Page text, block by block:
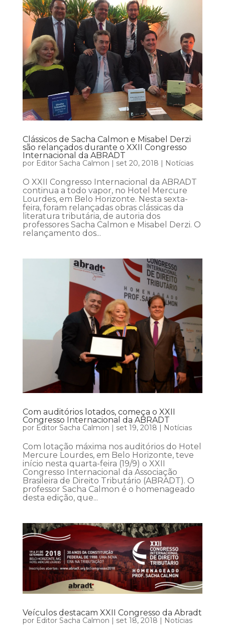
Clássicos de Sacha Calmon e Misabel Derzi
são relançados durante o XXII Congresso
Internacional da ABRADT
por Editor Sacha Calmon | set 20, 2018 | Notícias
O XXII Congresso Internacional da ABRADT
continua a todo vapor, no Hotel Mercure
Lourdes, em Belo Horizonte. Nesta sexta-
feira, foram relançadas obras clássicas da
literatura tributária, de autoria dos
professores Sacha Calmon e Misabel Derzi. O
relançamento dos...
Com auditórios lotados, começa o XXII
Congresso Internacional da ABRADT
por Editor Sacha Calmon set 19, 2018 Notícias
Com lotação máxima nos auditórios do Hotel
Mercure Lourdes, em Belo Horizonte, teve
início nesta quarta-feira (19/9) o XXII
Congresso Internacional da Associação
Brasileira de Direito Tributário (ABRADT). O
professor Sacha Calmon é o homenageado
desta edição, que...
Veículos destacam XXII Congresso da Abradt
por Editor Sacha Calmon | set 18, 2018 | Notícias